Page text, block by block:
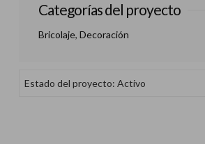
Categorías del proyecto
Bricolaje, Decoración
Estado del proyecto: Activo